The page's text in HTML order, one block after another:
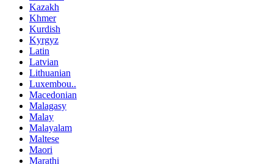
Kazakh
Khmer
Kurdish
Kyrgyz
Latin
Latvian
Lithuanian
Luxembou..
Macedonian
Malagasy
Malay
Malayalam
Maltese
Maori
Marathi